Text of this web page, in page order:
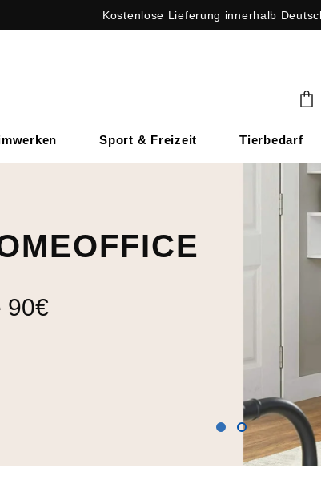
Kostenlose Lieferung innerhalb
Sport & Freizeit Tierbedarf
90€